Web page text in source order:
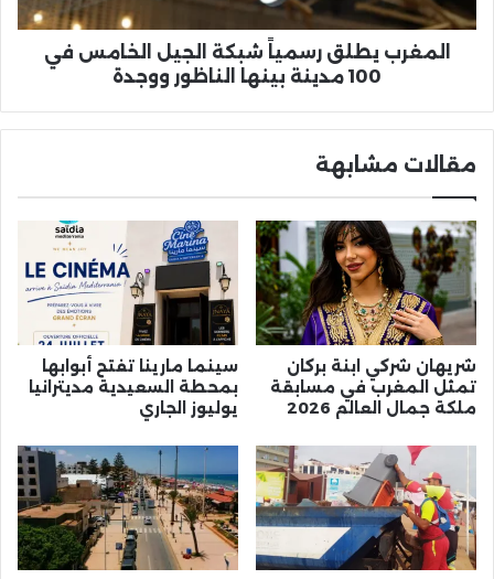
مدينة
المغرب يطلق رسمياً شبكة الجيل الخامس في
100 مدينة بينها الناظور ووجدة
مقالات مشابهة
شريهان شركي ابنة بركان
تمثل المغرب في مسابقة
ملكة جمال العالم 2026
سينما مارينا تفتح أبوابها
بمحطة السعيدية مديترانيا
يوليوز الجاري